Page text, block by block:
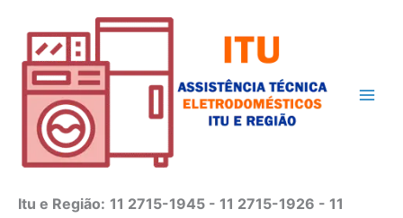
conteúdo
Itu e Região: 11 2715-1945 - 11 2715-1926 - 11